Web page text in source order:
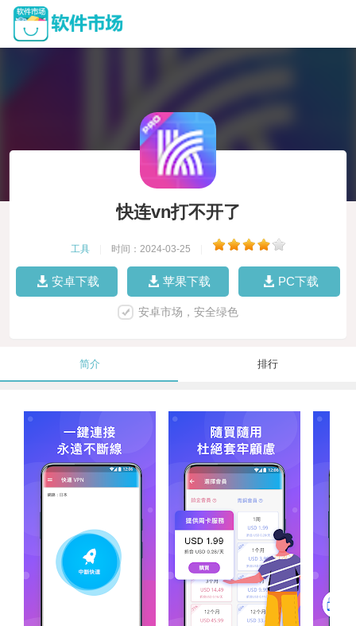
快连vn打不开了
工具 时间：2024-03-25
安卓下载 苹果下载 PC下载
安卓市场，安全绿色
简介 排行